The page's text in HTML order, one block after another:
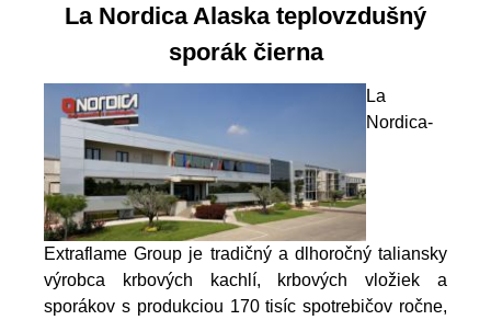
La Nordica Alaska teplovzdušný
sporák čierna
La
Nordica-
Extraflame Group je tradičný a dlhoročný taliansky
výrobca krbových kachlí, krbových vložiek a
sporákov s produkciou 170 tisíc spotrebičov ročne,